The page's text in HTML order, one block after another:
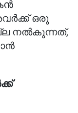
ഒരു
നൽകുന്നത്,